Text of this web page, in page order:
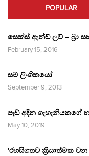
POPULAR
සෙක්ස් ඇන්ඩ් ලව් – බ්‍රා සහ
February 15, 2016
සම ලිංගිකයෝ
September 9, 2013
පෑඩ් අඳින ගැහැනියකගේ
May 10, 2019
‘රහසිගතව ක්‍රියාත්මක